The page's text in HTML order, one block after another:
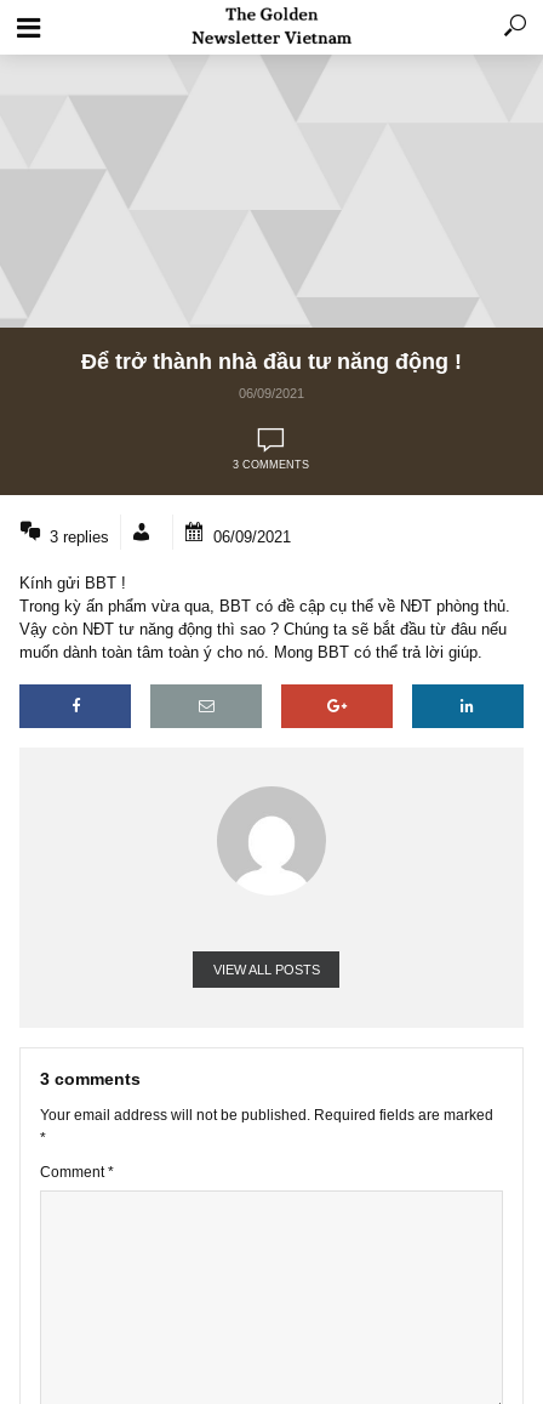
Để trở thành nhà đầu tư năng động !
3 replies 06/09/2021
Kính gửi BBT !
Vậy còn NĐT tư năng động thì sao ? Chúng ta sẽ bắt đầu từ đâu
muốn dành toàn tâm toàn ý cho nó. Mong BBT có thể trả lời giúp.
3 comments